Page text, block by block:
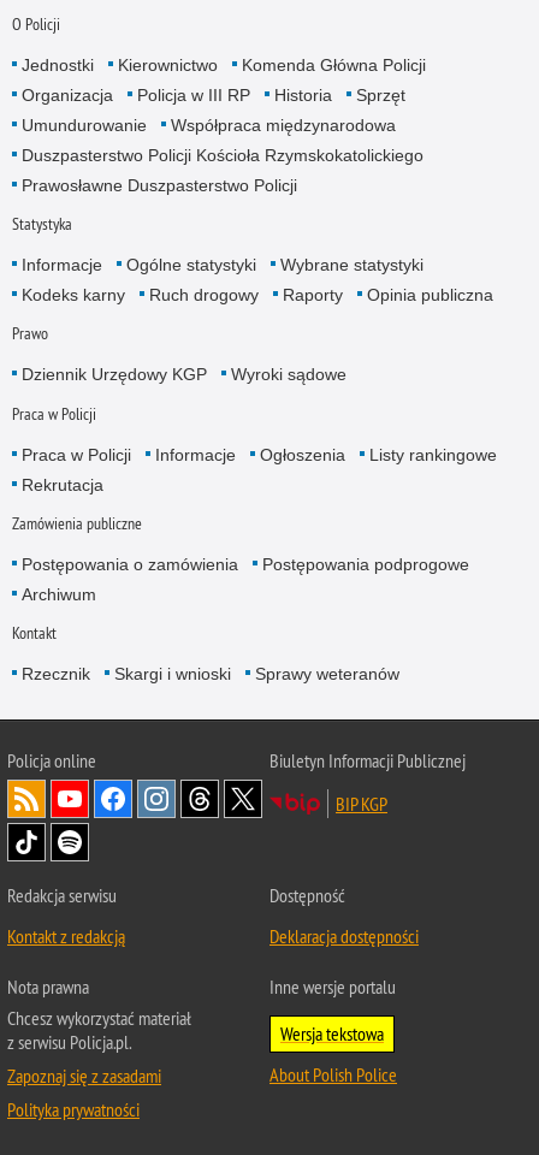
O Policji
Jednostki Kierownictwo
Komenda Główna Policji
Organizacja
Policja w III RP Historia
Sprzęt
Umundurowanie
Współpraca międzynarodowa
Duszpasterstwo Policji Kościoła Rzymskokatolickiego
Prawosławne Duszpasterstwo Policji
Statystyka
Informacje Ogólne statystyki
Wybrane statystyki
Kodeks karny
Ruch drogowy Raporty Opinia publiczna
Prawo
Dziennik Urzędowy KGP Wyroki sądowe
Praca w Policji
Praca w Policji Informacje Ogłoszenia
Listy rankingowe
Rekrutacja
Zamówienia publiczne
Postępowania o zamówienia
Postępowania podprogowe
Archiwum
Kontakt
Rzecznik Skargi i wnioski Sprawy weteranów
Policjaonline
Biuletyn Informacji Publicznej
BIP KGP
Redakcja serwisu
Kontakt z redakcją
Dostępność
Deklaracja dostępności
Nota prawna
Chcesz wykorzystać materiał
z serwisu Policja.pl.
Zapoznaj się z zasadami
Polityka prywatności
Inne wersje portalu
Wersja tekstowa
About Polish Police